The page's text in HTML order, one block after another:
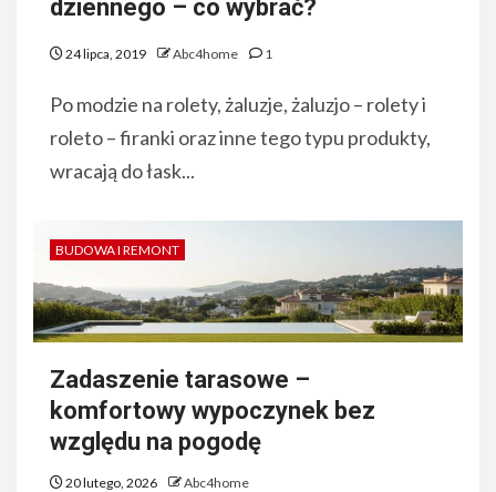
dziennego – co wybrać?
24 lipca, 2019 Abc4home 1
Po modzie na rolety, żaluzje, żaluzjo – rolety i
roleto – firanki oraz inne tego typu produkty,
wracają do łask...
BUDOWA I REMONT
Zadaszenie tarasowe –
komfortowy wypoczynek bez
względu na pogodę
20 lutego, 2026 Abc4home